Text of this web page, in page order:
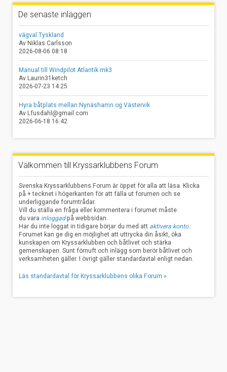
De senaste inläggen
vägval Tyskland
Av Niklas.Carlsson
2026-08-06 08:18
Manual till Windpilot Atlantik mk3
Av Laurin31ketch
2026-07-23 14:25
Hyra båtplats mellan Nynäshamn og Västervik
Av Lfusdahl@gmail.com
2026-06-18 16:42
Välkommen till Kryssarklubbens Forum
Svenska Kryssarklubbens Forum är öppet för alla att läsa. Klicka
på + tecknet i högerkanten för att fälla ut forumen och se
underliggande forumtrådar.
Vill du ställa en fråga eller kommentera i forumet måste
du vara inloggadpå webbsidan.
Har du inte loggat in tidigare börjar du med att aktivera konto.
Forumet kan ge dig en möjlighet att uttrycka din åsikt, öka
kunskapen om Kryssarklubben och båtlivet och stärka
gemenskapen. Sunt förnuft och inlägg som berör båtlivet och
verksamheten gäller. I övrigt gäller standardavtal enligt nedan.
Läs standardavtal för Kryssarklubbens olika Forum »